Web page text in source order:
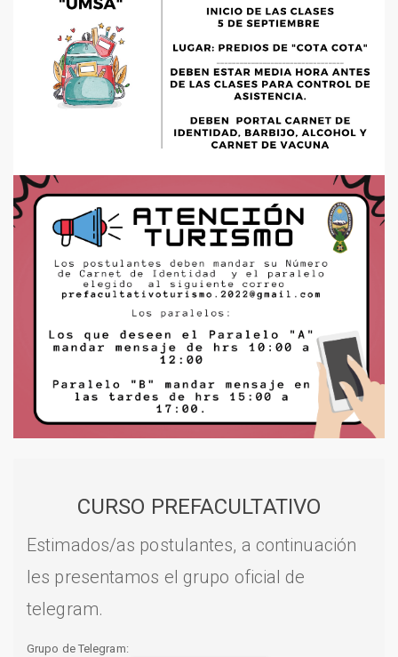
CURSO PREFACULTATIVO
Estimados/as postulantes, a continuación
les presentamos el grupo oficial de
telegram.
Grupo de Telegram: